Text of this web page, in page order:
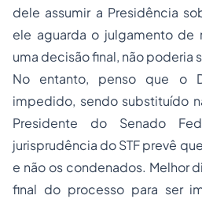
dele assumir a Presidência
ele aguarda o julgamento de
uma decisão final, não poderia
No entanto, penso que o
impedido, sendo substituído
Presidente do Senado
jurisprudência do STF prevê
e não os condenados. Melhor
final do processo para ser